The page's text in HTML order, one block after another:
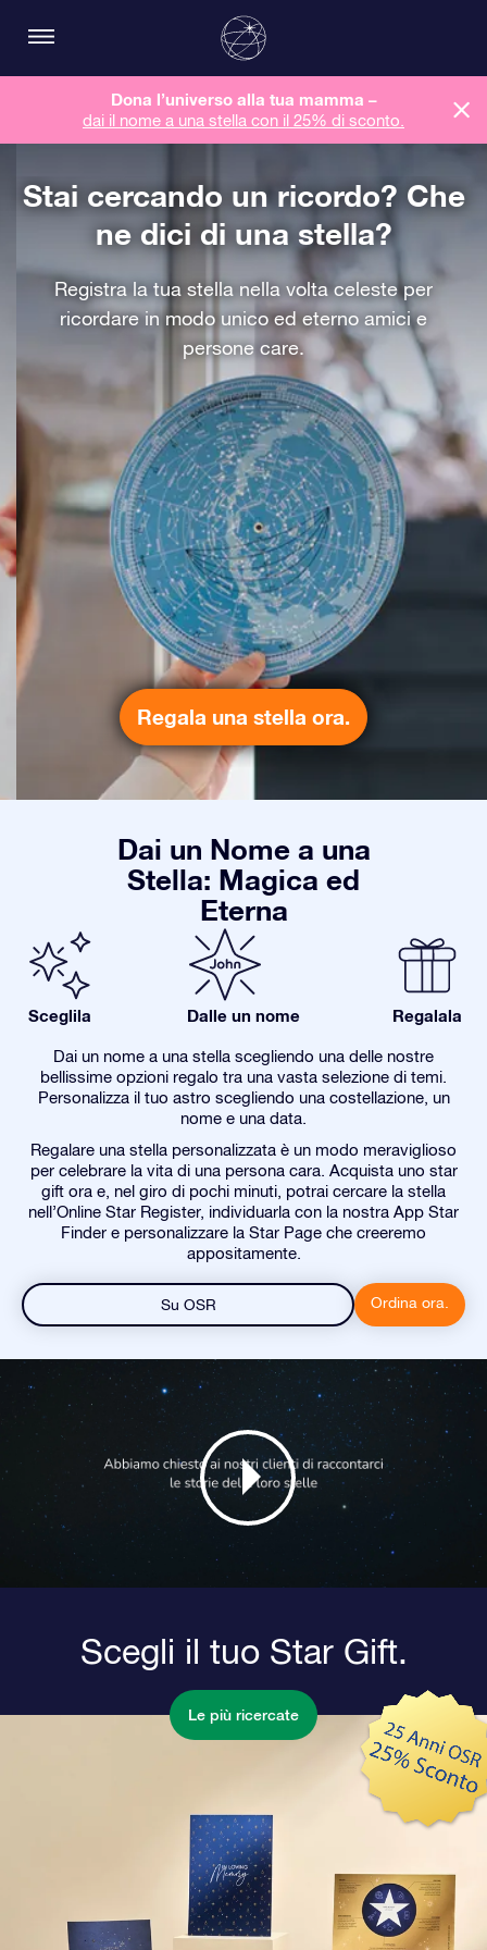
Dona l’universo alla tua mamma –
dai il nome a una stella con il 25% di sconto.
Stai cercando un ricordo? Che
ne dici di una stella?
Registra la tua stella nella volta celeste per
ricordare in modo unico ed eterno amici e
persone care.
Regala una stella ora.
Dai un Nome a una
Stella: Magica ed
Eterna
Sceglila Dalle un nome Regalala
Dai un nome a una stella scegliendo una delle nostre
bellissime opzioni regalo tra una vasta selezione di temi.
Personalizza il tuo astro scegliendo una costellazione, un
nome e una data.
Regalare una stella personalizzata è un modo meraviglioso
per celebrare la vita di una persona cara. Acquista uno star
gift ora e, nel giro di pochi minuti, potrai cercare la stella
nell’Online Star Register, individuarla con la nostra App Star
Finder e personalizzare la Star Page che creeremo
appositamente.
Su OSR Ordina ora.
Scegli il tuo Star Gift.
Le più ricercate